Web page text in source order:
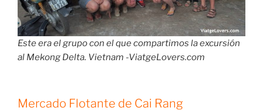
Este era el grupo con el que compartimos la excursión
al Mekong Delta. Vietnam -ViatgeLovers.com
Mercado Flotante de Cai Rang